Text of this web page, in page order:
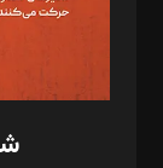
گرافیک و
مد‌یر توسعه تجاری:
امور مالی: شاپور